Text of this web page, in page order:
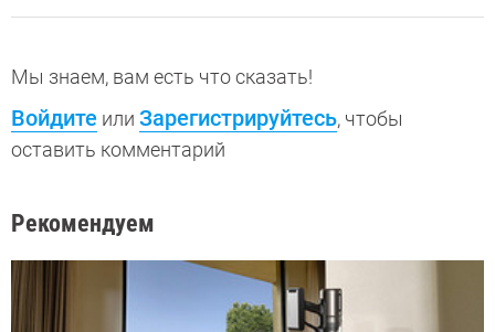
Мы знаем, вам есть что сказать!
Войдите или Зарегистрируйтесь, чтобы
оставить комментарий
Рекомендуем